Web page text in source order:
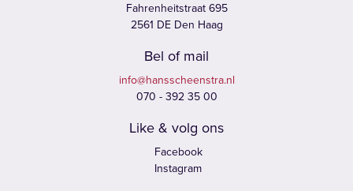
Fahrenheitstraat 695
2561 DE Den Haag
Bel of mail
info@hansscheenstra.nl
070 - 392 35 00
Like & volg ons
Facebook
Instagram